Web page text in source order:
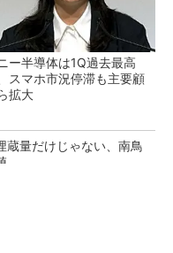
ー半導体は1Q過去最高
スマホ市況停滞も主要顧
拡大
量だけじゃない、南鳥